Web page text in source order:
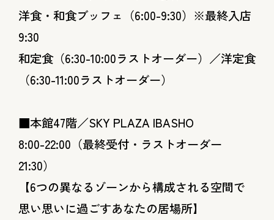
洋食・和食ブッフェ（6:00-9:30）※最終入店
9:30
和定食（6:30-10:00ラストオーダー）／洋定食
（6:30-11:00ラストオーダー）
■本館47階／SKY PLAZA IBASHO
8:00-22:00（最終受付・ラストオーダー
21:30）
【6つの異なるゾーンから構成される空間で
思い思いに過ごすあなたの居場所】